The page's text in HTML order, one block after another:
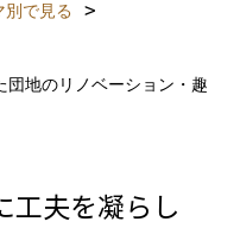
別で見る
団地のリノベーション・趣
工夫を凝らし